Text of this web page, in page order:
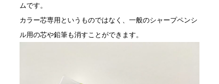
ムです。
カラー芯専用というものではなく、一般のシャープペンシ
ル用の芯や鉛筆も消すことができます。